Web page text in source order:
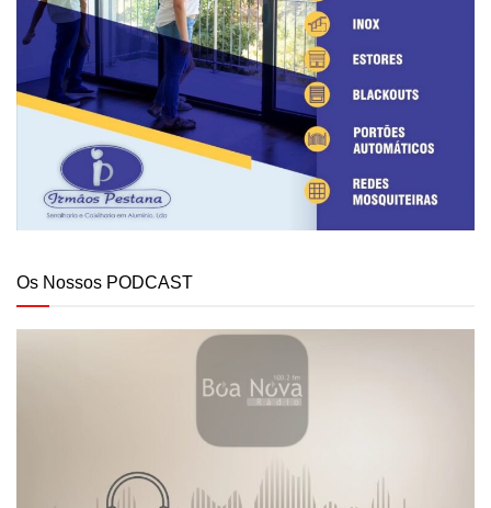
Os Nossos PODCAST